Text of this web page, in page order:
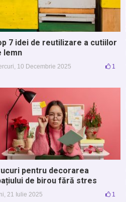
7 idei de reutilizare a cutiilor
lemn
10 Decembrie 2025 1
pentru decorarea
de birou fără stres
21 Iulie 2025 1